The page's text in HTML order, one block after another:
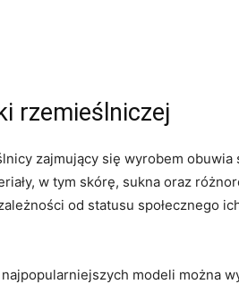
rzemieślniczej
zajmujący⁢ się wyrobem obuwia
​w tym skórę, sukna oraz⁣
⁢od statusu ‍społecznego
modeli można